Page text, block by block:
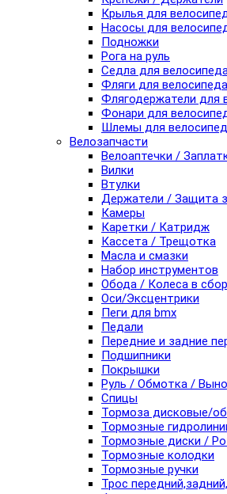
Крылья для
Насосы для
Подножки
Рога на руль
Седла для
Фляги для велосипеда
Флягодержатели для
Фонари для
Шлемы для
Велозапчасти
Велоаптечки /
Вилки
Втулки
Держатели / Защита
Камеры
Каретки / Катридж
Кассета / Трещотка
Масла и смазки
Набор инструментов
Обода / Колеса в
Оси/Эксцентрики
Пеги для bmx
Педали
Передние и задние
Подшипники
Покрышки
Руль / Обмотка /
Спицы
Тормоза дисковые/
Тормозные
Тормозные диски /
Тормозные колодки
Тормозные ручки
Трос